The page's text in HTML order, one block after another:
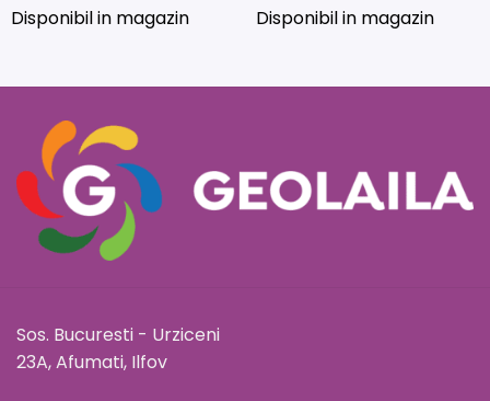
Disponibil in magazin Disponibil in magazin
Sos. Bucuresti - Urziceni
23A, Afumati, Ilfov